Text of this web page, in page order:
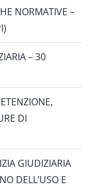
NORMATIVE –
– 30
DI
GIUDIZIARIA
DELL’USO E